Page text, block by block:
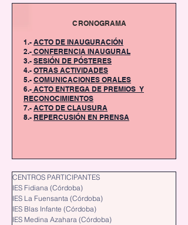
1.- ACTO DE INAUGURACIÓN
2.- CONFERENCIA INAUGURAL
3.- SESIÓN DE PÓSTERES
4.- OTRAS ACTIVIDADES
5.- COMUNICACIONES ORALES
6.- ACTO ENTREGA DE PREMIOS Y
RECONOCIMIENTOS
7.- ACTO DE CLAUSURA
8.- REPERCUSIÓN EN PRENSA
CRONOGRAMA
CENTROS PARTICIPANTES
IES Fidiana (Córdoba)
IES La Fuensanta (Córdoba)
IES Blas Infante (Córdoba)
IES Medina Azahara (Córdoba)